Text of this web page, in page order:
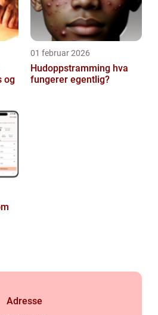
og
01 februar 2026
Hudoppstramming hva
fungerer egentlig?
Adresse